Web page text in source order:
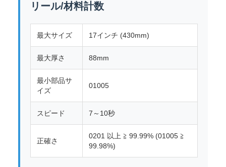
リール/材料計数
最大サイズ 17インチ (430mm)
最大厚さ 88mm
最小部品サ
イズ
01005
スピード 7～10秒
正確さ
0201 以上 ≧ 99.99% (01005 ≧
99.98%)